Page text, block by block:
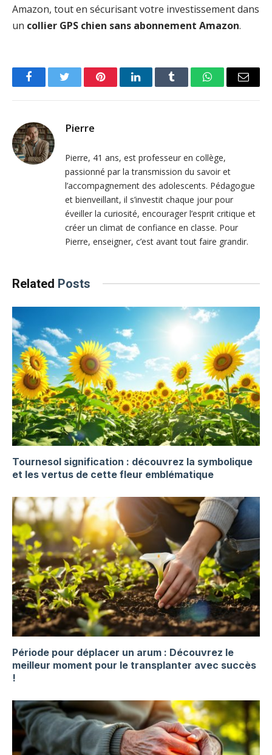
Amazon, tout en sécurisant votre investissement dans
un collier GPS chien sans abonnement Amazon.
FacebookTwitter PinterestLinkedInTumblr WhatsAppEmail
Pierre
Pierre, 41 ans, est professeur en collège,
passionné par la transmission du savoir et
l’accompagnement des adolescents. Pédagogue
et bienveillant, il s’investit chaque jour pour
éveiller la curiosité, encourager l’esprit critique et
créer un climat de confiance en classe. Pour
Pierre, enseigner, c’est avant tout faire grandir.
Related Posts
Tournesol signification : découvrez la symbolique
et les vertus de cette fleur emblématique
Période pour déplacer un arum : Découvrez le
meilleur moment pour le transplanter avec succès
!